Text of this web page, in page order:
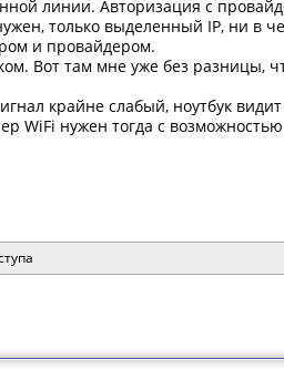
линии. Авторизация с
только выделенный IP, ни в
и провайдером.
Вот там мне уже без разницы,
крайне слабый, ноутбук
WiFi нужен тогда с